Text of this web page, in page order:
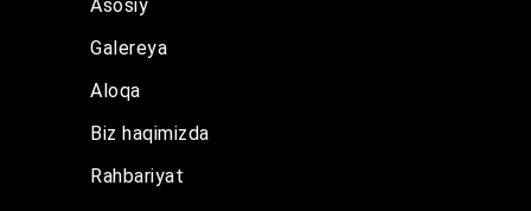
Asosiy
Galereya
Aloqa
Biz haqimizda
Rahbariyat